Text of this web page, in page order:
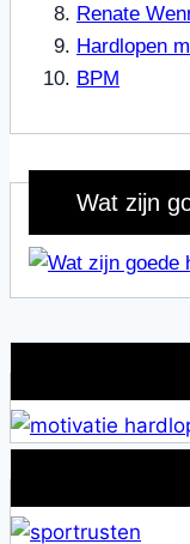
Renate
Hardlopen
BPM
Wat zijn